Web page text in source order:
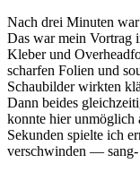
Nach drei Minuten
Das war mein Vortrag
Kleber und
scharfen Folien und
Schaubilder wirkten
Dann beides
konnte hier unmöglich
Sekunden spielte ich
verschwinden — sang-